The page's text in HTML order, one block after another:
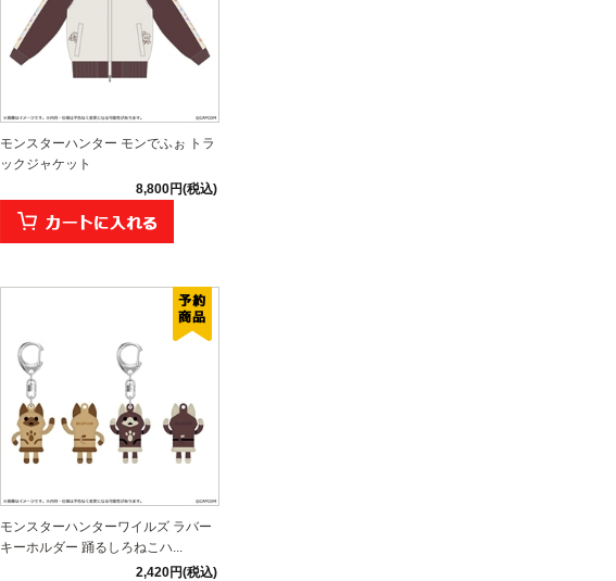
モンスターハンター モンでふぉ トラ
ックジャケット
8,800円(税込)
モンスターハンターワイルズ ラバー
キーホルダー 踊るしろねこハ...
2,420円(税込)